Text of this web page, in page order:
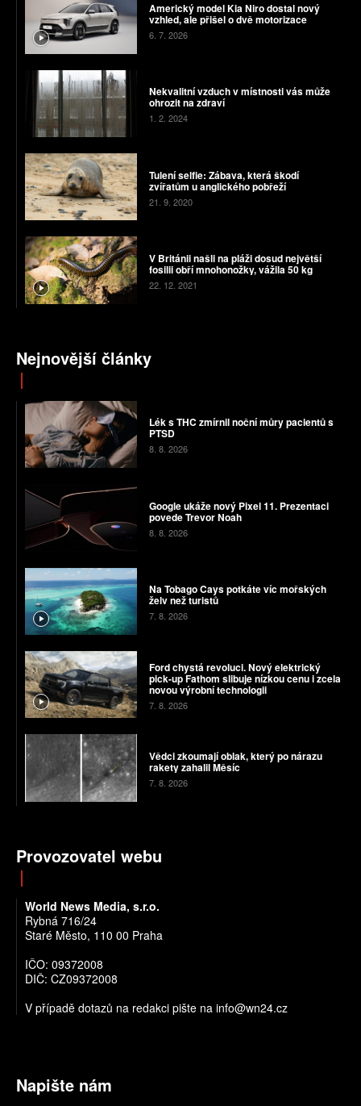
Americký model Kia Niro dostal nový
vzhled, ale přišel o dvě motorizace
6. 7. 2026
Nekvalitní vzduch v místnosti vás může
ohrozit na zdraví
1. 2. 2024
Tulení selfie: Zábava, která škodí
zvířatům u anglického pobřeží
21. 9. 2020
V Británii našli na pláži dosud největší
fosilii obří mnohonožky, vážila 50 kg
22. 12. 2021
Nejnovější články
Lék s THC zmírnil noční můry pacientů s
PTSD
8. 8. 2026
Google ukáže nový Pixel 11. Prezentaci
povede Trevor Noah
8. 8. 2026
Na Tobago Cays potkáte víc mořských
želv než turistů
7. 8. 2026
Ford chystá revoluci. Nový elektrický
pick-up Fathom slibuje nízkou cenu i zcela
novou výrobní technologii
7. 8. 2026
Vědci zkoumají oblak, který po nárazu
rakety zahalil Měsíc
7. 8. 2026
Provozovatel webu
World News Media, s.r.o.
Rybná 716/24
Staré Město, 110 00 Praha
IČO: 09372008
DIČ: CZ09372008
V případě dotazů na redakci pište na info@wn24.cz
Napište nám